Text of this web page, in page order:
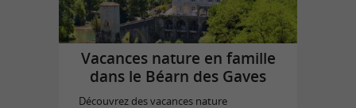
Vacances nature en famille
dans le Béarn des Gaves
Découvrez des vacances nature